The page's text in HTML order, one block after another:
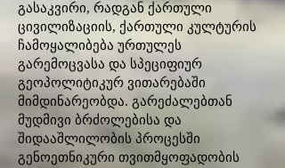
გასაკვირი, რადგან ქართული
ცივილიზაციის, ქართული კულტურის
ჩამოყალიბება ურთულეს
გარემოცვასა და სპეციფიურ
გეოპოლიტიკურ ვითარებაში
მიმდინარეობდა. გარეძალებთან
მუდმივი ბრძოლებისა და
შიდააშლილობის პროცესში
გენოეთნიკური თვითმყოფადობის